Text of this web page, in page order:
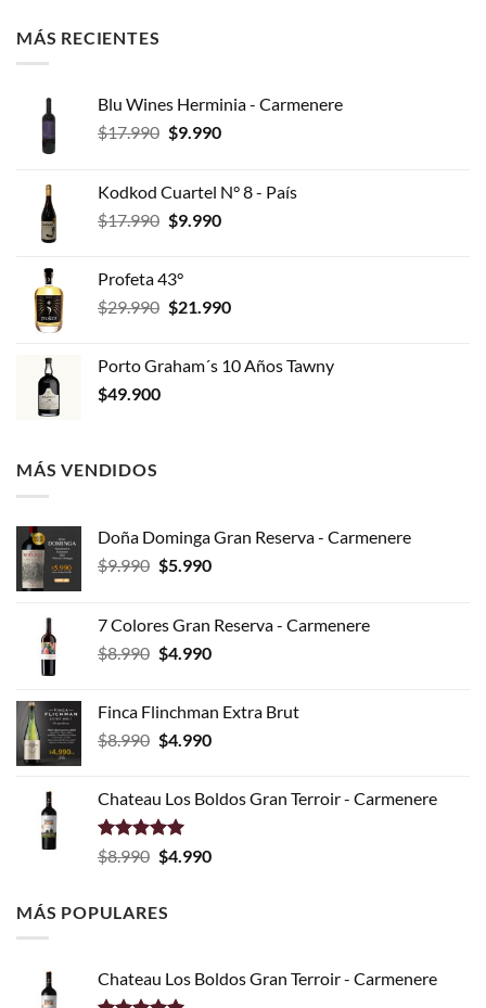
MÁS RECIENTES
Blu Wines Herminia - Carmenere
$17.990 El
era:
$17.990.
$9.990El
es:
$9.990.
Kodkod Cuartel N° 8 - País
$17.990 El
era:
$17.990.
$9.990El
$9.990.
Profeta 43°
$29.990 El
era:
$21.990El
es:
Porto Graham´s 10 Años Tawny
$49.900
MÁS VENDIDOS
Doña Dominga Gran Reserva - Carmenere
$9.990 El
era:
$9.990.
$5.990El
es:
$5.990.
7 Colores Gran Reserva - Carmenere
$8.990 El
era:
$8.990.
$4.990El
es:
$4.990.
Finca Flinchman Extra Brut
$8.990 El
era:
$8.990.
$4.990El
es:
Chateau Los Boldos Gran Terroir - Carmenere
Valorado
con
$8.990 El
era:
$4.990El
MÁS POPULARES
Chateau Los Boldos Gran Terroir - Carmenere